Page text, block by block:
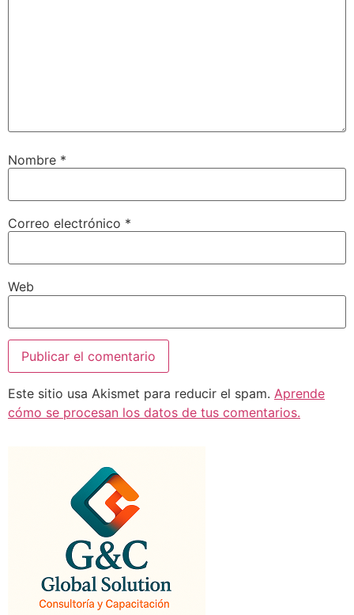
Nombre *
Correo electrónico *
Web
Este sitio usa Akismet para reducir el spam. Aprende
cómo se procesan los datos de tus comentarios.